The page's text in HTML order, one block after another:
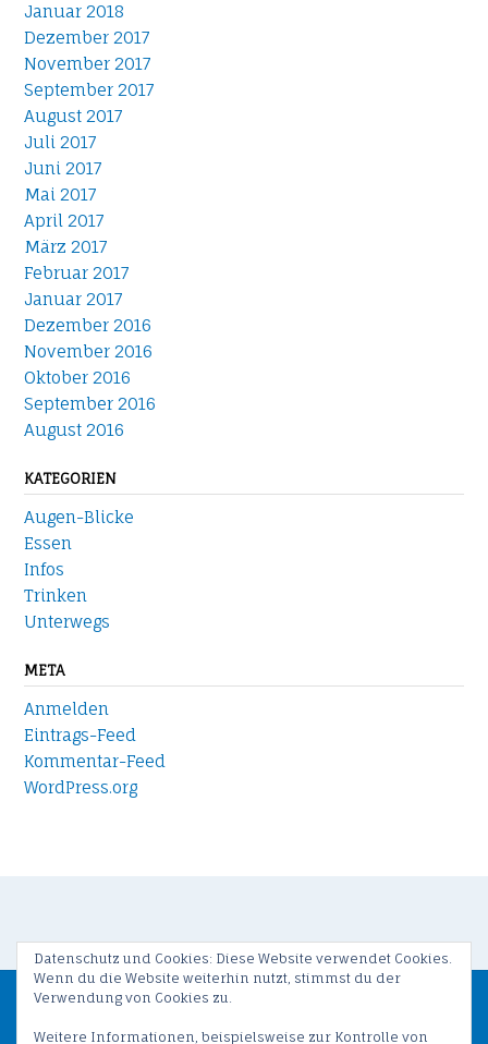
Januar 2018
Dezember 2017
November 2017
September 2017
August 2017
Juli 2017
Juni 2017
Mai 2017
April 2017
März 2017
Februar 2017
Januar 2017
Dezember 2016
November 2016
Oktober 2016
September 2016
August 2016
KATEGORIEN
Augen-Blicke
Essen
Infos
Trinken
Unterwegs
META
Anmelden
Eintrags-Feed
Kommentar-Feed
WordPress.org
Datenschutz und Cookies: Diese Website verwendet Cookies.
Wenn du die Website weiterhin nutzt, stimmst du der
Verwendung von Cookies zu.
Weitere Informationen, beispielsweise zur Kontrolle von